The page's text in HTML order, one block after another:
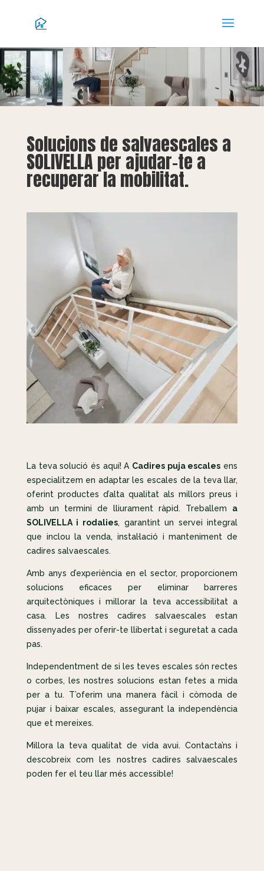
Solucions de salvaescales a
SOLIVELLA per ajudar-te a
recuperar la mobilitat.
La teva solució és aquí! A Cadires puja escales ens
especialitzem en adaptar les escales de la teva llar,
oferint productes d’alta qualitat als millors preus i
amb un termini de lliurament ràpid. Treballem a
SOLIVELLA i rodalies, garantint un servei integral
que inclou la venda, instal·lació i manteniment de
cadires salvaescales.
Amb anys d’experiència en el sector, proporcionem
solucions eficaces per eliminar barreres
arquitectòniques i millorar la teva accessibilitat a
casa. Les nostres cadires salvaescales estan
dissenyades per oferir-te llibertat i seguretat a cada
pas.
Independentment de si les teves escales són rectes
o corbes, les nostres solucions estan fetes a mida
per a tu. T’oferim una manera fàcil i còmoda de
pujar i baixar escales, assegurant la independència
que et mereixes.
Millora la teva qualitat de vida avui. Contacta’ns i
descobreix com les nostres cadires salvaescales
poden fer el teu llar més accessible!